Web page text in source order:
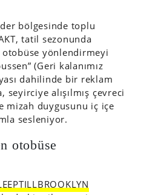
bölgesinde toplu
tatil sezonunda
yönlendirmeyi
(Geri kalanımız
dahilinde bir reklam
seyirciye alışılmış çevreci
mizah duygusunu iç içe
sesleniyor.
otobüse